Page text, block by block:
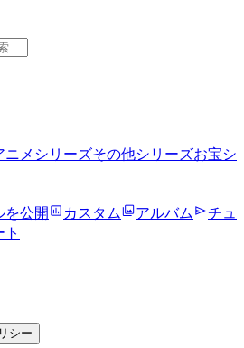
ニメシリーズその他シリーズお宝シ
を公開 assessment カスタムphoto_libraryアルバム sendチュ
ト
シー